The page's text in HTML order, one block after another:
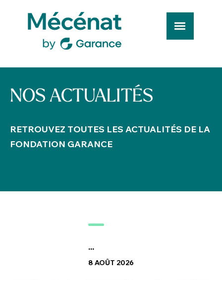
NOS ACTUALITÉS
RETROUVEZ TOUTES LES ACTUALITÉS DE LA
FONDATION GARANCE
...
8 AOÛT 2026